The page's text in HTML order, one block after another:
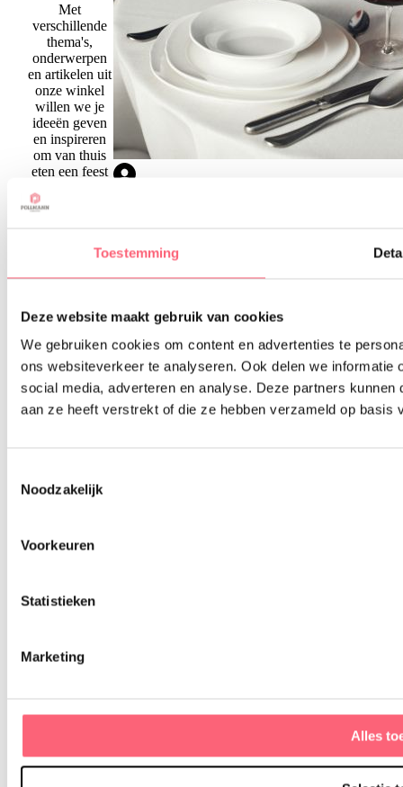
Toestemming
Deze website maakt gebruik van cookies
We gebruiken cookies om content en advertenties te
ons websiteverkeer te analyseren. Ook delen we
social media, adverteren en analyse. Deze partners
aan ze heeft verstrekt of die ze hebben verzameld op basis
Noodzakelijk
Voorkeuren
Statistieken
Marketing
Alles
Met
verschillende
thema's,
onderwerpen
en artikelen uit
onze winkel
willen we je
ideeën geven
en inspireren
om van thuis
eten een feest
is wat wij
thuis eten een
leuk om dat
deze pagina
terug te laten
komen!
Lees meer
Anke
Welke borden heb je écht nodig voor een
compleet servies?Lees meer